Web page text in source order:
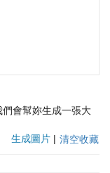
會幫妳生成一張大
生成圖片 | 清空收藏